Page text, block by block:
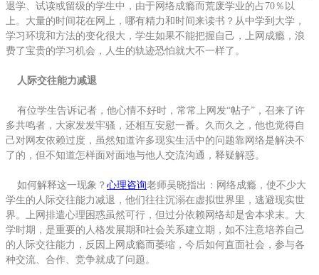
退学、试读或留级的学生中，由于网络成瘾而荒废学业的占70％以
上。大量的时间花在网上，哪有精力和时间来读书？从中学到大学，
学习环境和方法的变化很大，学生如果不能把握自己，上网成瘾，浪
费了宝贵的学习机会，人生的轨迹恐怕就大不一样了。
人际交往能力减退
有位学生告诉记者，他心情不好时，常常上网发“帖子”，召来了许
多共鸣者，大家发发牢骚，还相互安慰一番。久而久之，他也觉得自
己对网友依赖过度，虽然知道许多现实生活中的问题靠网络是解决不
了的，但不知道怎样面对面地与他人交流沟通，释疑解惑。
如何解释这一现象？ 心理咨询老师吴晓指出：网络成瘾，使不少大
学生的人际交往能力减退，他们往往沉溺在虚拟世界里，逃避现实世
界。上网排遣心理困惑虽然可行，但过分依赖网络却是舍本求末。大
学时期，是重要的人格发展期和社会关系建立期，如不注意培养自己
的人际交往能力，反因上网成瘾而萎缩，今后如何直面社会，参与各
种交流、合作、竞争就成了问题。